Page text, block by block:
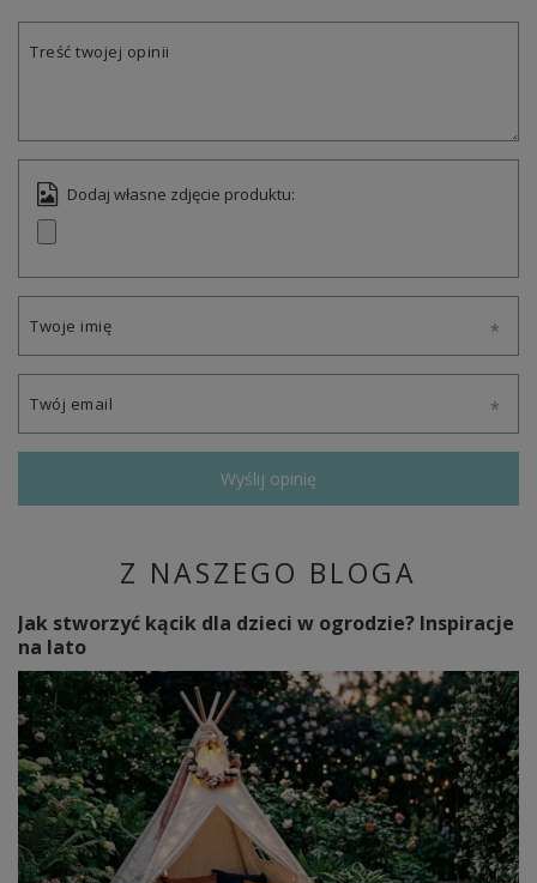
Treść twojej opinii
Dodaj własne zdjęcie produktu:
Twoje imię
Twój email
Wyślij opinię
Z NASZEGO BLOGA
Jak stworzyć kącik dla dzieci w ogrodzie? Inspiracje
na lato